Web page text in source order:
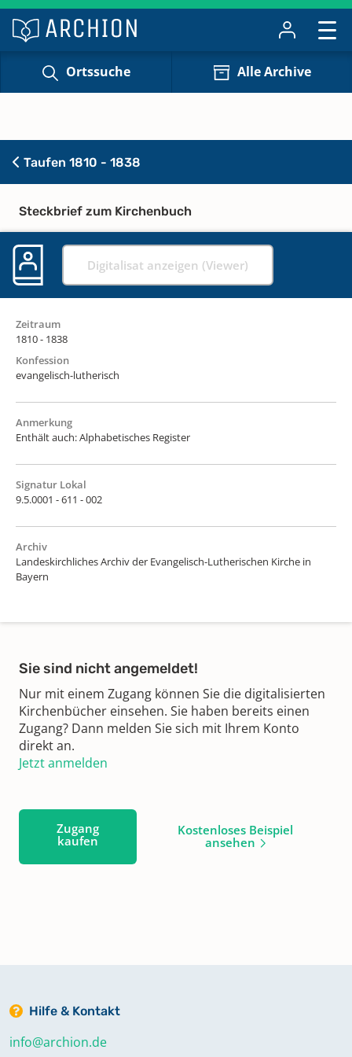
Ortssuche Alle Archive
Taufen 1810 - 1838
Steckbrief zum Kirchenbuch
Digitalisat anzeigen (Viewer)
Zeitraum
1810 - 1838
Konfession
evangelisch-lutherisch
Anmerkung
Enthält auch: Alphabetisches Register
Signatur Lokal
9.5.0001 - 611 - 002
Archiv
Landeskirchliches Archiv der Evangelisch-Lutherischen Kirche in
Bayern
Sie sind nicht angemeldet!
Nur mit einem Zugang können Sie die digitalisierten
Kirchenbücher einsehen. Sie haben bereits einen
Zugang? Dann melden Sie sich mit Ihrem Konto
direkt an.
Jetzt anmelden
Zugang
kaufen
Kostenloses Beispiel
ansehen
Hilfe & Kontakt
info@archion.de